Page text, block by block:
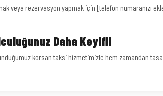
veya rezervasyon yapmak için [telefon numaranızı
Daha Keyifli
korsan taksi hizmetimizle hem zamandan